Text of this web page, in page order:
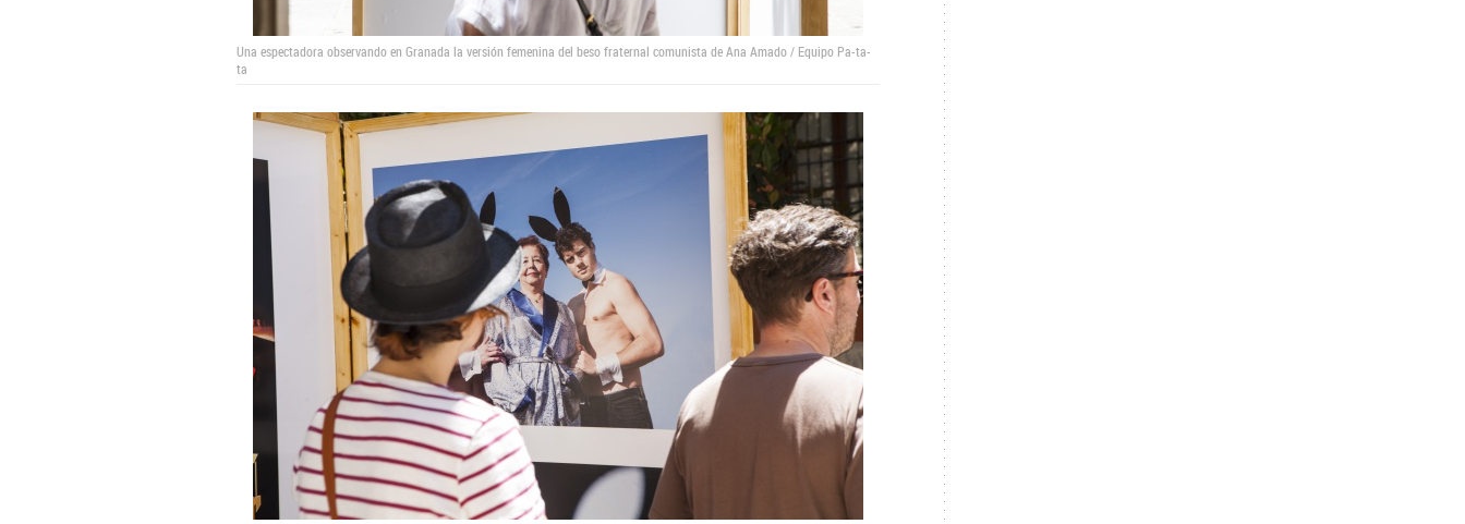
Una espectadora observando en Granada la versión femenina del beso fraternal comunista de Ana Amado / Equipo Pa-ta-
ta